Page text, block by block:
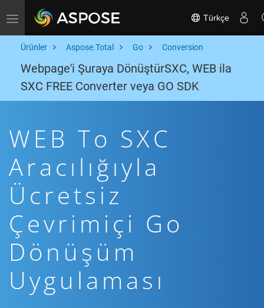
Toggle navigation Türkçe
Ürünler Aspose.Total Go Conversion
Webpage'i Şuraya DönüştürSXC, WEB ila
SXC FREE Converter veya GO SDK
WEB To SXC
Aracılığıyla
Ücretsiz
Çevrimiçi Go
Dönüşüm
Uygulaması